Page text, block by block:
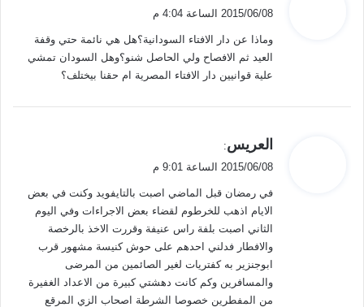
ل
2015/06/08 الساعة 4:04 م
وماذا عن دار الافتاء السودانية؟هل هي نائمة حتي وقفة
العيد ثم الافصاح ولي الحاصل شنو؟وهل السودان تمشي
علية قوانيين دار الافتاء المصرية ام حقنا بيختلف؟
ي
ل
العريس:
2015/06/08 الساعة 9:01 م
في رمضان قبل الماضي اصبت بالتايفويد وكنت في بعض
الايام اذهب للخرطوم لقضاء بعض الاجراءات وفي اليوم
الثاني اصبت بلفة راس عنيفة وقررت الاخذ بالرخصة
والافطار فدلني احدهم على حوش كنيسة مشهور قرب
ابوجنزير به كفتريات لغير الصائمين من المرضى
والمسافرين وكم كانت دهشتي كبيرة من الاعداد الغفيرة
من المفطرين خصوصا الشرطة اصحاب الزي المرقع